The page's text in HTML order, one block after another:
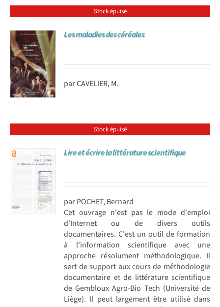
Stock épuisé
Les maladies des céréales
par CAVELIER, M.
Stock épuisé
Lire et écrire la littérature scientifique
par POCHET, Bernard
Cet ouvrage n'est pas le mode d'emploi
d'Internet ou de divers outils
documentaires. C'est un outil de formation
à l'information scientifique avec une
approche résolument méthodologique. Il
sert de support aux cours de méthodologie
documentaire et de littérature scientifique
de Gembloux Agro-Bio Tech (Université de
Liège). Il peut largement être utilisé dans